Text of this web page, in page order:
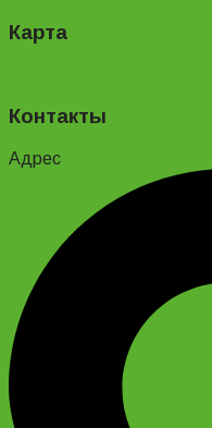
Карта
Контакты
Адрес